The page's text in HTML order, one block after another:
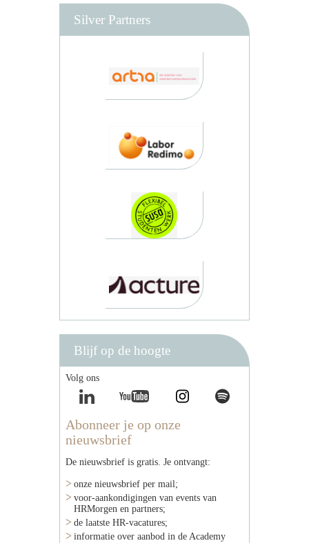
Silver Partners
Blijf op de hoogte
Volg ons
Abonneer je op onze
nieuwsbrief
De nieuwsbrief is gratis. Je ontvangt:
onze nieuwsbrief per mail;
voor-aankondigingen van events van
HRMorgen en partners;
de laatste HR-vacatures;
informatie over aanbod in de Academy